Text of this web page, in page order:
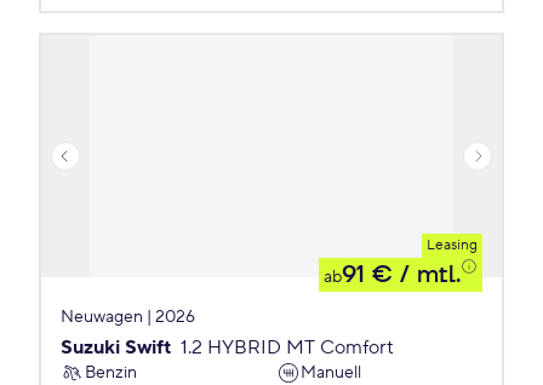
Leasing
ab91 € / mtl.
Neuwagen | 2026
Suzuki Swift 1.2 HYBRID MT Comfort
Benzin
Manuell